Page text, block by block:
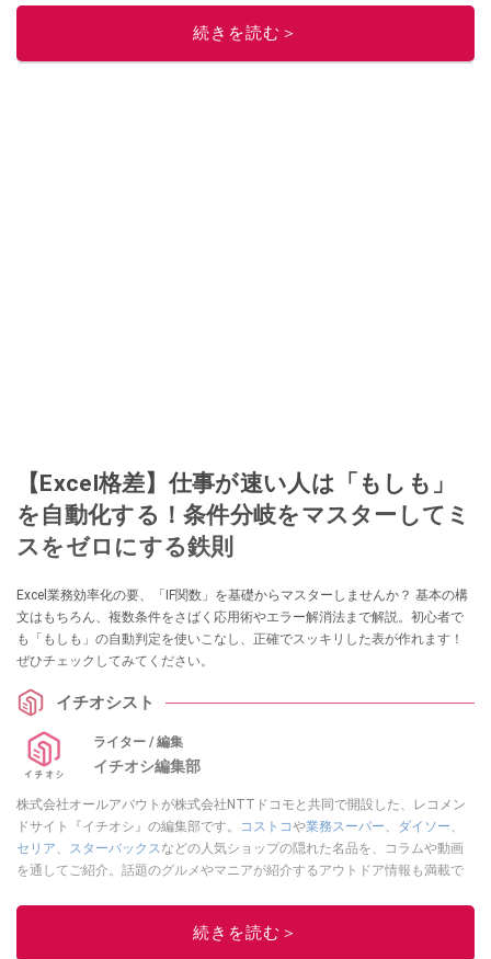
ニュースでフォロー
続きを読む＞
【Excel格差】仕事が速い人は「もしも」
を自動化する！条件分岐をマスターしてミ
スをゼロにする鉄則
Excel業務効率化の要、「IF関数」を基礎からマスターしませんか？ 基本の構
文はもちろん、複数条件をさばく応用術やエラー解消法まで解説。初心者で
も「もしも」の自動判定を使いこなし、正確でスッキリした表が作れます！
ぜひチェックしてみてください。
イチオシスト
ライター / 編集
イチオシ編集部
株式会社オールアバウトが株式会社NTTドコモと共同で開設した、レコメン
ドサイト『イチオシ』の編集部です。
コストコや業務スーパー、 ダイソー、
セリア、 スターバックスなどの人気ショップの隠れた名品を、コラムや動画
を通してご紹介。話題のグルメやマニアが紹介するアウトドア情報も満載で
レビューしています。毎日トレンド情報をお届けしているので、ぜひ
してください！続きを読む＞